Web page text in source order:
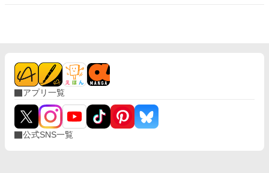
ってるはずです。
アプリ一覧
公式SNS一覧